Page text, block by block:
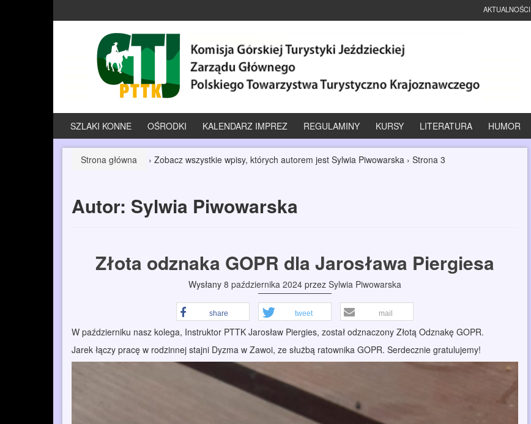
AKTUALNOŚCI
SZLAKI KONNE OŚRODKI KALENDARZ IMPREZ REGULAMINY KURSY LITERATURA HUMOR
Strona główna › Zobacz wszystkie wpisy, których autorem jest Sylwia Piwowarska › Strona 3
Autor: Sylwia Piwowarska
Złota odznaka GOPR dla Jarosława Piergiesa
Wysłany 8 października 2024 przez Sylwia Piwowarska
share tweet mail
W październiku nasz kolega, Instruktor PTTK Jarosław Piergies, został odznaczony Złotą Odznakę GOPR.
Jarek łączy pracę w rodzinnej stajni Dyzma w Zawoi, ze służbą ratownika GOPR. Serdecznie gratulujemy!